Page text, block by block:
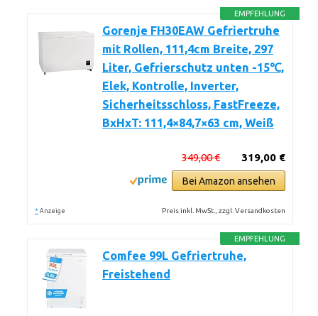
EMPFEHLUNG
Gorenje FH30EAW Gefriertruhe
mit Rollen, 111,4cm Breite, 297
Liter, Gefrierschutz unten -15℃,
Elek, Kontrolle, Inverter,
Sicherheitsschloss, FastFreeze,
BxHxT: 111,4×84,7×63 cm, Weiß
319,00 €
349,00 €
Bei Amazon ansehen
* Anzeige Preis inkl. MwSt., zzgl. Versandkosten
EMPFEHLUNG
Comfee 99L Gefriertruhe,
Freistehend